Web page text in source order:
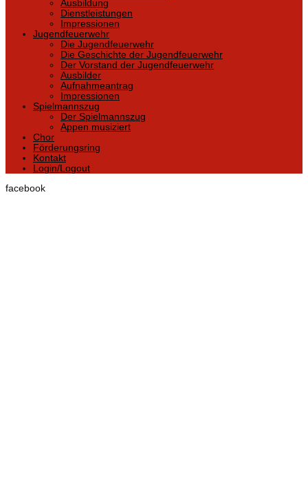
Ausbildung
Dienstleistungen
Impressionen
Jugendfeuerwehr
Die Jugendfeuerwehr
Die Geschichte der Jugendfeuerwehr
Der Vorstand der Jugendfeuerwehr
Ausbilder
Aufnahmeantrag
Impressionen
Spielmannszug
Der Spielmannszug
Appen musiziert
Chor
Förderungsring
Kontakt
Login/Logout
facebook